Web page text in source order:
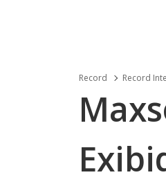
Record Record